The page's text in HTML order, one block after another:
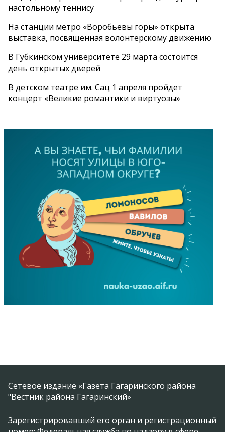
настольному теннису
На станции метро «Воробьевы горы» открыта
выставка, посвященная волонтерскому движению
В Губкинском университете 29 марта состоится
день открытых дверей
В детском театре им. Сац 1 апреля пройдет
концерт «Великие романтики и виртуозы»
Сетевое издание «Газета Гагаринского района
"Вестник района Гагаринский»
Зарегистрировавший его орган и регистрационный